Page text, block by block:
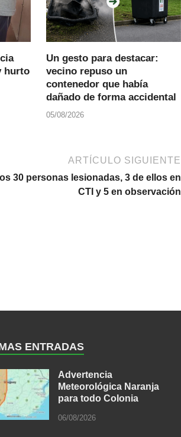
hurto
Un gesto para destacar:
vecino repuso un
contenedor que había
dañado de forma accidental
05/08/2026
ARTÍCULO SIGUIENTE
30 personas lesionadas, 3 de ellos en
CTI y 5 en observación
ENTRADAS
Advertencia
Meteorológica Naranja
para todo Colonia
06/08/2026